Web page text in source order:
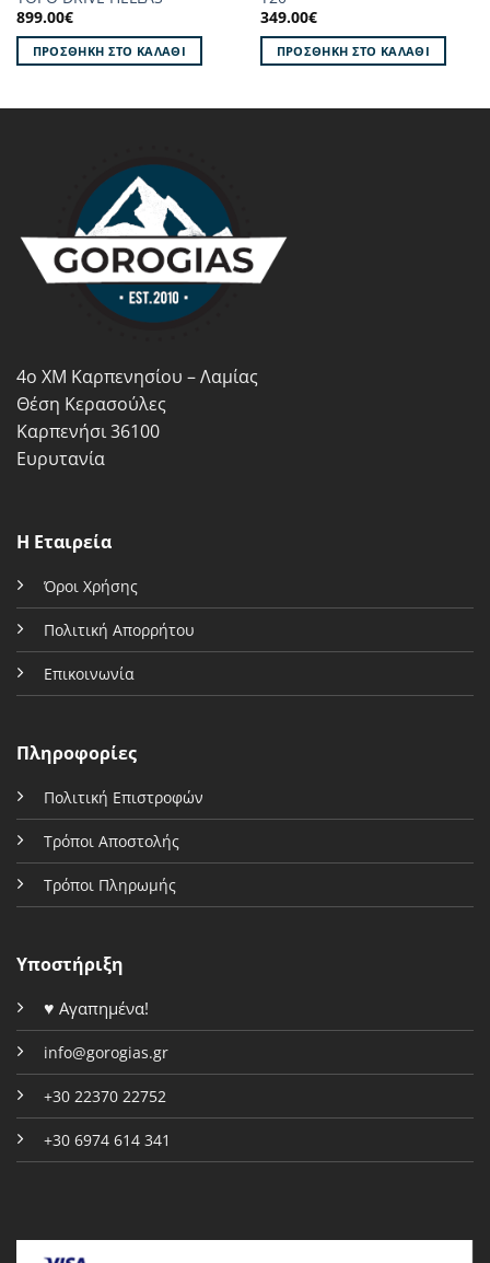
899.00€
ΠΡΟΣΘΉΚΗ ΣΤΟ ΚΑΛΆΘΙ
349.00€
ΠΡΟΣΘΉΚΗ ΣΤΟ ΚΑΛΆΘΙ
4ο ΧΜ Καρπενησίου – Λαμίας
Θέση Κερασούλες
Καρπενήσι 36100
Ευρυτανία
Η Εταιρεία
Όροι Χρήσης
Πολιτική Απορρήτου
Επικοινωνία
Πληροφορίες
Πολιτική Επιστροφών
Τρόποι Αποστολής
Τρόποι Πληρωμής
Υποστήριξη
♥ Αγαπημένα!
info@gorogias.gr
+30 22370 22752
+30 6974 614 341